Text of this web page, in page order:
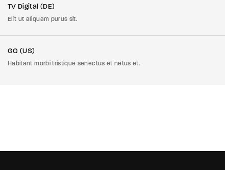
TV Digital (DE)
Elit ut aliquam purus sit.
GQ (US)
Habitant morbi tristique senectus et netus et.